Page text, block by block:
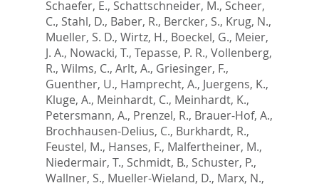
Schaefer, E., Schattschneider, M., Scheer,
C., Stahl, D., Baber, R., Bercker, S., Krug, N.,
Mueller, S. D., Wirtz, H., Boeckel, G., Meier,
J. A., Nowacki, T., Tepasse, P. R., Vollenberg,
R., Wilms, C., Arlt, A., Griesinger, F.,
Guenther, U., Hamprecht, A., Juergens, K.,
Kluge, A., Meinhardt, C., Meinhardt, K.,
Petersmann, A., Prenzel, R., Brauer-Hof, A.,
Brochhausen-Delius, C., Burkhardt, R.,
Feustel, M., Hanses, F., Malfertheiner, M.,
Niedermair, T., Schmidt, B., Schuster, P.,
Wallner, S., Mueller-Wieland, D., Marx, N.,